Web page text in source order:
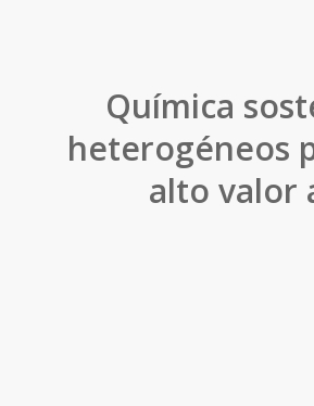
Química
heterogéneos
alto valor